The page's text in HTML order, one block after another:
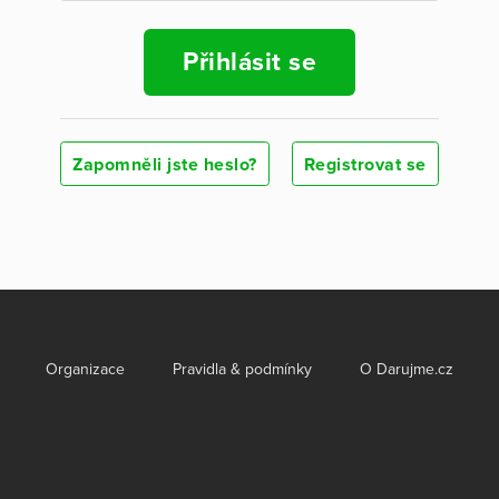
Přihlásit se
Zapomněli jste heslo? Registrovat se
Organizace Pravidla & podmínky O Darujme.cz